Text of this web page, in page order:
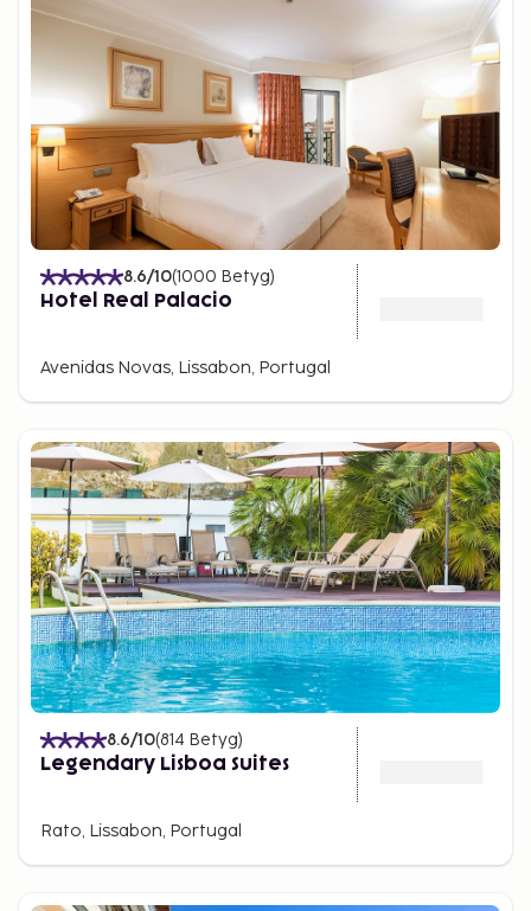
8.6/10(1000 Betyg)
Hotel Real Palacio
Avenidas Novas, Lissabon, Portugal
8.6/10(814 Betyg)
Legendary Lisboa Suites
Rato, Lissabon, Portugal